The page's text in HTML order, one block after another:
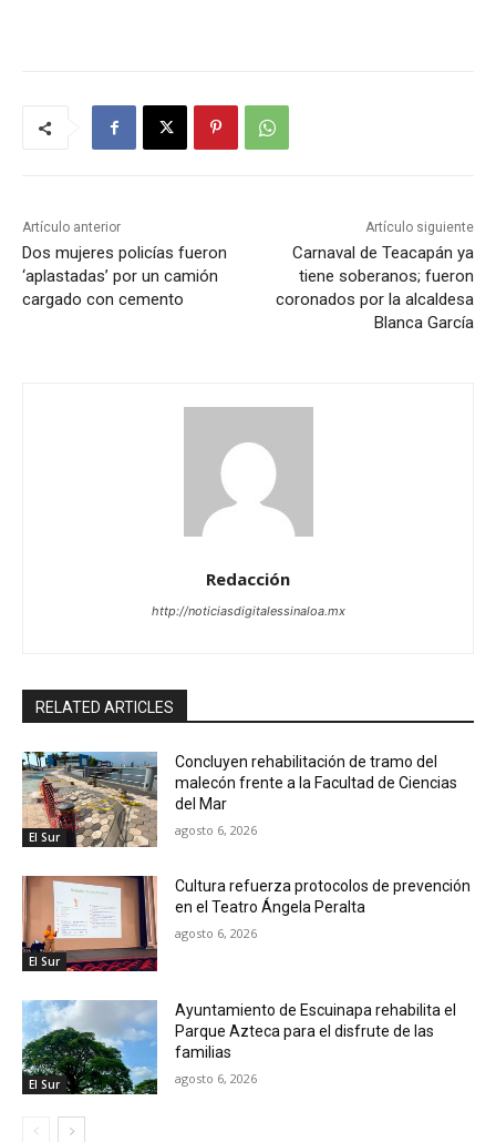
Artículo anterior
Dos mujeres policías fueron
‘aplastadas’ por un camión
cargado con cemento
Artículo siguiente
Carnaval de Teacapán ya
tiene soberanos; fueron
coronados por la alcaldesa
Blanca García
Redacción
http://noticiasdigitalessinaloa.mx
RELATED ARTICLES
El Sur
Concluyen rehabilitación de tramo del
malecón frente a la Facultad de Ciencias
del Mar
agosto 6, 2026
El Sur
Cultura refuerza protocolos de prevención
en el Teatro Ángela Peralta
agosto 6, 2026
El Sur
Ayuntamiento de Escuinapa rehabilita el
Parque Azteca para el disfrute de las
familias
agosto 6, 2026